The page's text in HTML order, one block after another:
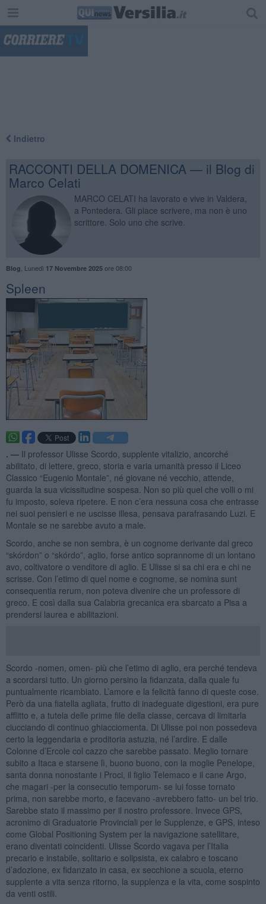
Indietro
RACCONTI DELLA DOMENICA — il Blog di
Marco Celati
MARCO CELATI ha lavorato e vive in Valdera,
a Pontedera. Gli piace scrivere, ma non è uno
scrittore. Solo uno che scrive.
Blog Lunedì 17 Novembre 2025ore 08:00
Spleen
. — Il professor Ulisse Scordo, supplente vitalizio, ancorché
abilitato, di lettere, greco, storia e varia umanità presso il Liceo
Classico “Eugenio Montale”, né giovane né vecchio, attende,
guarda la sua vicissitudine sospesa. Non so più quel che volli o mi
fu imposto, soleva ripetere. E non c’era nessuna cosa che entrasse
nei suoi pensieri e ne uscisse illesa, pensava parafrasando Luzi. E
Montale se ne sarebbe avuto a male.
Scordo, anche se non sembra, è un cognome derivante dal greco
“skórdon” o “skórdo”, aglio, forse antico soprannome di un lontano
avo, coltivatore o venditore di aglio. E Ulisse si sa chi era e chi ne
scrisse. Con l’etimo di quel nome e cognome, se nomina sunt
consequentia rerum, non poteva divenire che un professore di
greco. E così dalla sua Calabria grecanica era sbarcato a Pisa a
prendersi laurea e abilitazioni.
Scordo -nomen, omen- più che l’etimo di aglio, era perché tendeva
a scordarsi tutto. Un giorno persino la fidanzata, dalla quale fu
puntualmente ricambiato. L’amore e la felicità fanno di queste cose.
Però da una fiatella agliata, frutto di inadeguate digestioni, era pure
afflitto e, a tutela delle prime file della classe, cercava di limitarla
ciucciando di continuo ghiacciomenta. Di Ulisse poi non possedeva
certo la leggendaria e proditoria astuzia, né l’ardire. E dalle
Colonne d’Ercole col cazzo che sarebbe passato. Meglio tornare
subito a Itaca e starsene lì, buono buono, con la moglie Penelope,
santa donna nonostante i Proci, il figlio Telemaco e il cane Argo,
che magari -per la consecutio temporum- se lui fosse tornato
prima, non sarebbe morto, e facevano -avrebbero fatto- un bel trio.
Sarebbe stato il massimo per il nostro professore. Invece GPS,
acronimo di Graduatorie Provinciali per le Supplenze, e GPS, inteso
come Global Positioning System per la navigazione satellitare,
erano diventati coincidenti. Ulisse Scordo vagava per l’Italia
precario e instabile, solitario e solipsista, ex calabro e toscano
d’adozione, ex fidanzato in casa, ex secchione a scuola, eterno
supplente a vita senza ritorno, la supplenza e la vita, come sospinto
da venti ostili.